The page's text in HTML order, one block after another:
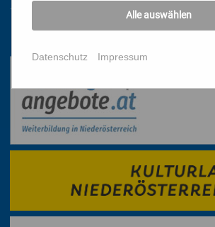
AGB
Alle auswählen
Datenschutz Impressum